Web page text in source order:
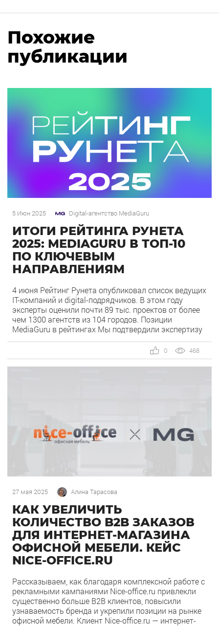
Похожие
публикации
5 Июн 2025 Digital-агентство MediaGuru
ИТОГИ РЕЙТИНГА РУНЕТА
2025: MEDIAGURU В ТОП-10
ПО КЛЮЧЕВЫМ
НАПРАВЛЕНИЯМ
4 июня Рейтинг Рунета опубликовал список ведущих
IT-компаний и digital-подрядчиков. В этом году
эксперты оценили почти 89 тыс. проектов от более
чем 1300 агентств из 104 городов. Позиции
MediaGuru в рейтингах Мы подтвердили экспертизу
компания заняла высокие позиции как в общих
категориях, так и в срезах по отраслям. По […]
468
0
27 мая 2025 Алина Тарасова
КАК УВЕЛИЧИТЬ
КОЛИЧЕСТВО B2B ЗАКАЗОВ
ДЛЯ ИНТЕРНЕТ-МАГАЗИНА
ОФИСНОЙ МЕБЕЛИ. КЕЙС
NICE-OFFICE.RU
Рассказываем, как благодаря комплексной работе с
рекламными кампаниями Nice-office.ru привлекли
существенно больше B2B клиентов, повысили
узнаваемость бренда и укрепили позиции на рынке
офисной мебели. Клиент Nice-office.ru — интернет-